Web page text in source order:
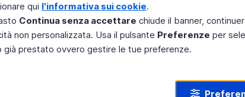
qui l'informativa sui cookie.
Continua senza accettare chiude il banner,
non personalizzata. Usa il pulsante Preferenze per
già prestato ovvero gestire le tue preferenze.